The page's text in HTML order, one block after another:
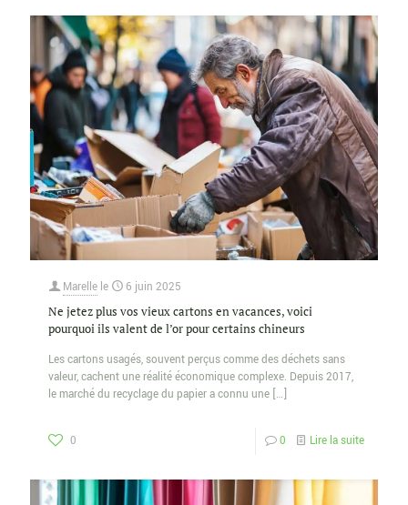
Marelle le 6 juin 2025
Ne jetez plus vos vieux cartons en vacances, voici
pourquoi ils valent de l’or pour certains chineurs
Les cartons usagés, souvent perçus comme des déchets sans
valeur, cachent une réalité économique complexe. Depuis 2017,
le marché du recyclage du papier a connu une […]
0 0 Lire la suite